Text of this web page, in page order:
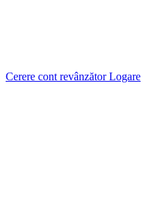
Cerere cont revânzător Logare